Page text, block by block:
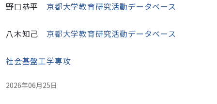
野口恭平 京都大学教育研究活動データベース
八木知己 京都大学教育研究活動データベース
社会基盤工学専攻
2026年06月25日